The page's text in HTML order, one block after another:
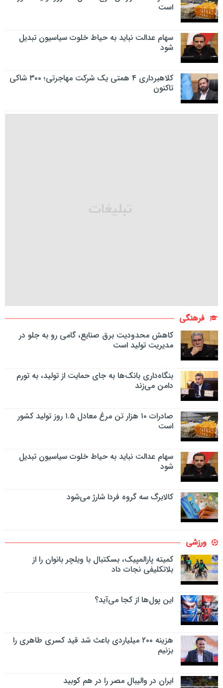
است
سهام عدالت نباید به حیاط خلوت سیاسیون تبدیل
شود
کلاهبرداری ۴ همتی یک شرکت مهاجرتی؛ ۳۰۰ شاکی
تاکنون
فرهنگی
کاهش محدودیت برق صنایع، گامی رو به جلو در
مدیریت تولید است
بنگاه‌داری بانک‌ها به جای حمایت از تولید، به تورم
دامن می‌زند
صادرات ۱۰ هزار تن مرغ معادل ۱.۵ روز تولید کشور
است
سهام عدالت نباید به حیاط خلوت سیاسیون تبدیل
شود
کالابرگ سه گروه فردا شارژ می‌شود
ورزشی
کمیته پارالمپیک، بسکتبال با ویلچر بانوان را از
بلاتکلیفی نجات داد
این پول‌ها از کجا می‌آید؟
هزینه ۲۰۰ میلیاردی باعث شد قید کسری طاهری را
بزنیم
ایران در والیبال مصر را در هم کوبید